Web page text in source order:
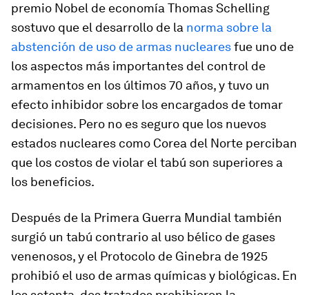
premio Nobel de economía Thomas Schelling
sostuvo que el desarrollo de la norma sobre la
abstención de uso de armas nuclearesfue uno de
los aspectos más importantes del control de
armamentos en los últimos 70 años, y tuvo un
efecto inhibidor sobre los encargados de tomar
decisiones. Pero no es seguro que los nuevos
estados nucleares como Corea del Norte perciban
que los costos de violar el tabú son superiores a
los beneficios.
Después de la Primera Guerra Mundial también
surgió un tabú contrario al uso bélico de gases
venenosos, y el Protocolo de Ginebra de 1925
prohibió el uso de armas químicas y biológicas. En